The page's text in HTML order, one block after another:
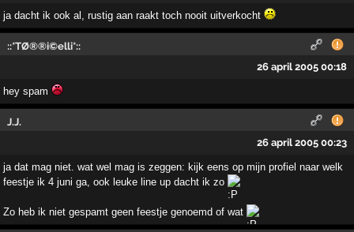
ja dacht ik ook al, rustig aan raakt toch nooit uitverkocht
::*TØ®®i©elli*::
26 april 2005 00:18
hey spam
J.J.
26 april 2005 00:23
ja dat mag niet. wat wel mag is zeggen: kijk eens op mijn profiel naar welk
feestje ik 4 juni ga, ook leuke line up dacht ik zo
Zo heb ik niet gespamt geen feestje genoemd of wat